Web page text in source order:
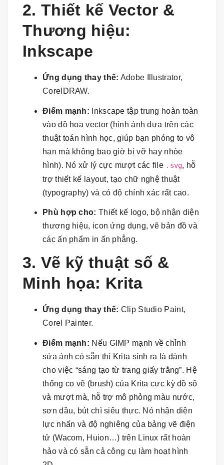
2. Thiết kế Vector &
Thương hiệu:
Inkscape
Ứng dụng thay thế: Adobe Illustrator,
CorelDRAW.
Điểm mạnh: Inkscape tập trung hoàn toàn
vào đồ họa vector (hình ảnh dựa trên các
thuật toán hình học, giúp bạn phóng to vô
hạn mà không bao giờ bị vỡ hay nhòe
hình). Nó xử lý cực mượt các file .svg, hỗ
trợ thiết kế layout, tạo chữ nghệ thuật
(typography) và có độ chính xác rất cao.
Phù hợp cho: Thiết kế logo, bộ nhận diện
thương hiệu, icon ứng dụng, vẽ bản đồ và
các ấn phẩm in ấn phẳng.
3. Vẽ kỹ thuật số &
Minh họa: Krita
Ứng dụng thay thế: Clip Studio Paint,
Corel Painter.
Điểm mạnh: Nếu GIMP mạnh về chỉnh
sửa ảnh có sẵn thì Krita sinh ra là dành
cho việc “sáng tạo từ trang giấy trắng”. Hệ
thống cọ vẽ (brush) của Krita cực kỳ đồ sộ
và mượt mà, hỗ trợ mô phỏng màu nước,
sơn dầu, bút chì siêu thực. Nó nhận diện
lực nhấn và độ nghiêng của bảng vẽ điện
tử (Wacom, Huion…) trên Linux rất hoàn
hảo và có sẵn cả công cụ làm hoạt hình